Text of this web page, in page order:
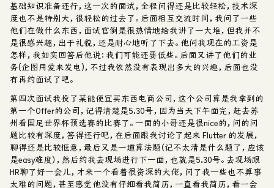
基础知识准备还行，这一次的面试，全程问得还是比较轻松，技术深
度也不是特别大，很轻松的过去了。后面相互交流时间，我问了一些
他们在做什么东西，面试官倒是很热情地给我讲了一大堆，但我并不
是很感兴趣，出于礼貌，还是耐心地听了下去。他问我现在的工资是
怎样，我如实回答后他说：我们可能还要低些。后面又讲了他们的业
务(企图用爱来发电)，不过我依然没有表现出多大的兴趣，后面也没
有再约面试了吧。
第四次面试我投了某能便宜买东西电商公司，这个公司算是我拿到的
第一个Offer的公司，记得清楚是5.30号，因为当天下午面完，赶去苏
州看国足世界杯预选赛的比赛了。一面的小哥还是很nice的，问的问
题比较有深度，答得还行吧，在后面跟我讨论了起来 Flutter 的发展，
聊得还是比较惬意，最后又是一道算法题（记不太清是什么题了，应该
是easy难度），然后约我去现场进行下一面，也就是5.30号。去现场跟
HR聊了好一会儿，才来一个看着很资深的大佬，问了我一些也不算事
太难的问题，甚至感觉他没有仔细看我简历，一直看我简历，看一会